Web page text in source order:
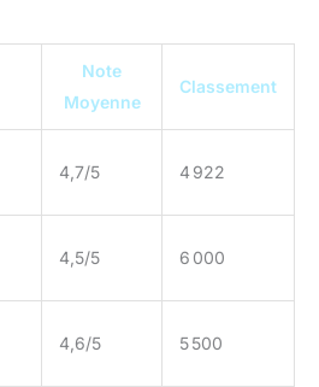
Note
Moyenne
Classement
4,7/5 4 922
4,5/5 6 000
4,6/5 5 500